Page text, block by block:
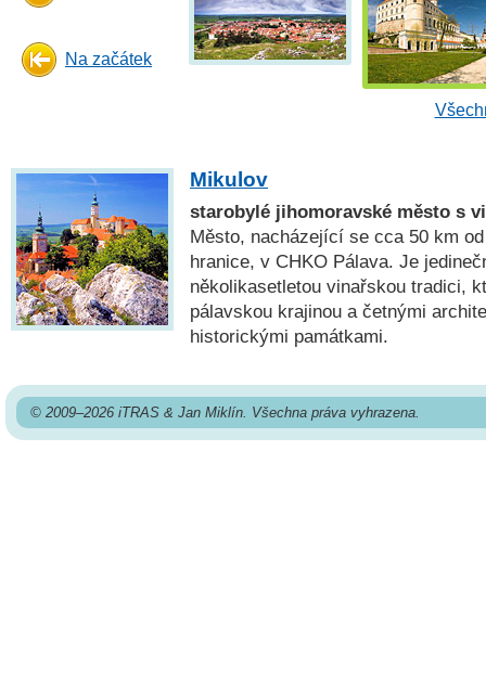
Na začátek
Mikulov
starobylé jihomoravské město s
Město, nacházející se cca 50 km
hranice, v CHKO Pálava. Je
několikasetletou vinařskou tradici,
pálavskou krajinou a četnými
historickými památkami.
© 2009–2026 iTRAS & Jan Miklín. Všechna práva vyhrazena.